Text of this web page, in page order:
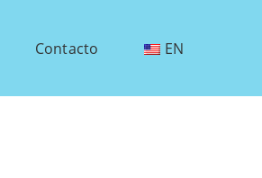
Contacto EN